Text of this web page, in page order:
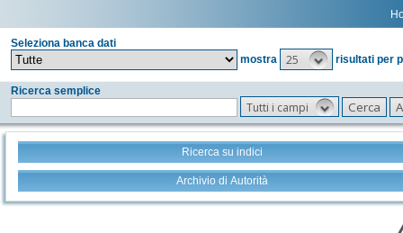
Seleziona banca dati
mostra
25 risultati per
Ricerca semplice
Tutti i campi
Ricerca su indici
Archivio di Autorità